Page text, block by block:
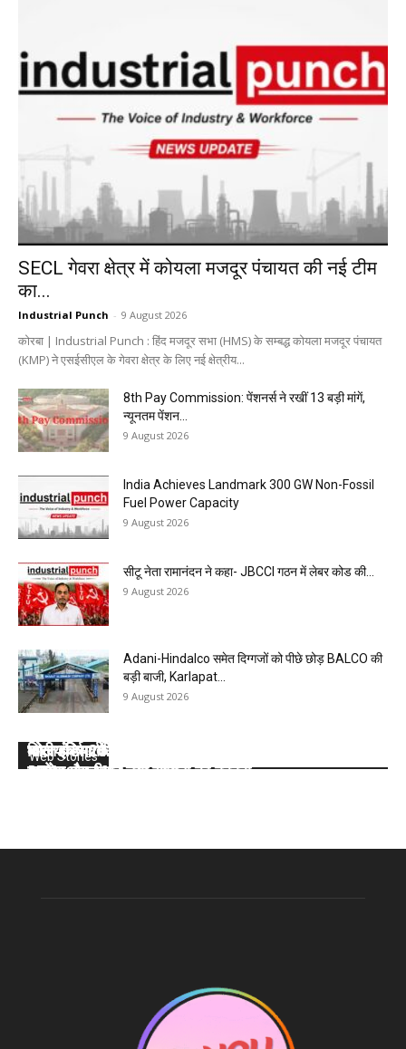
SECL गेवरा क्षेत्र में कोयला मजदूर पंचायत की नई टीम
का...
Industrial Punch - 9 August 2026
कोरबा | Industrial Punch : हिंद मजदूर सभा (HMS) के सम्बद्ध कोयला मजदूर पंचायत
(KMP) ने एसईसीएल के गेवरा क्षेत्र के लिए नई क्षेत्रीय...
8th Pay Commission: पेंशनर्स ने रखीं 13 बड़ी मांगें,
न्यूनतम पेंशन...
9 August 2026
India Achieves Landmark 300 GW Non-Fossil
Fuel Power Capacity
9 August 2026
सीटू नेता रामानंदन ने कहा- JBCCI गठन में लेबर कोड की...
9 August 2026
Adani-Hindalco समेत दिग्गजों को पीछे छोड़ BALCO की
बड़ी बाजी, Karlapat...
9 August 2026
Web Stories
कोल इंडिया की 10 मेगा माइंस ने Q1 में बनाया रिकॉर्ड, SECL,
NCL और MCL की खदानों का दबदबा
भारत के सर्वाधिक कोयला भंडार वाले सात राज्यों के बारे में
जानें:
वित्तीय वर्ष 2025- 26 : कोल इंडिया लिमिटेड की टॉप- 10
खदान
कोल इंडिया ने डिस्पैच का टारगेट भी किया कम, देखें 2026-
27 का कंपनीवार नया लक्ष्य
कोल इंडिया ने घटाया लक्ष्य, देखें 2026- 27 का कंपनीवार नया
टारगेट